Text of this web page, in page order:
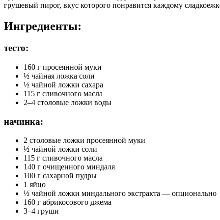
грушевый пирог, вкус которого понравится каждому
Ингредиенты:
тесто:
160 г просеянной муки
½ чайная ложка соли
½ чайной ложки сахара
115 г сливочного масла
2–4 столовые ложки воды
начинка:
2 столовые ложки просеянной муки
½ чайной ложки соли
115 г сливочного масла
140 г очищенного миндаля
100 г сахарной пудры
1 яйцо
½ чайной ложки миндального экстракта — опционально
160 г абрикосового джема
3–4 груши